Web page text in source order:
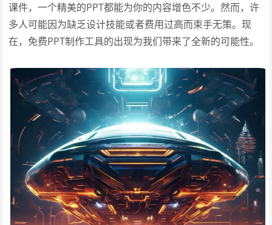
课件，一个精美的PPT都能为你的内容增色不少。然而，许
多人可能因为缺乏设计技能或者费用过高而束手无策。现
在，免费PPT制作工具的出现为我们带来了全新的可能性。